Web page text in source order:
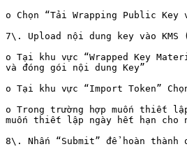
o Chọn “Tải Wrapping Public Key
7\. Upload nội dung key vào
o Tại khu vực “Wrapped Key
và đóng gói nội dung Key”
o Tại khu vực “Import Token”
o Trong trường hợp muốn thiết
muốn thiết lập ngày hết hạn cho
8\. Nhấn “Submit” để hoàn